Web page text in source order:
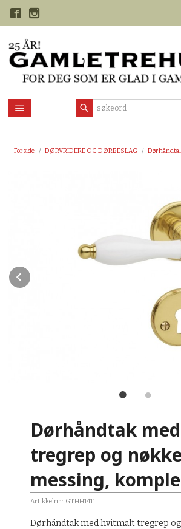
Forside DØRVRIDERE OG DØRBESLAG
Prev
Dørhåndtak
tregrep og
messing,
Artikkelnr.: GTHH1411
Dørhåndtak med hvitmalt tregrep